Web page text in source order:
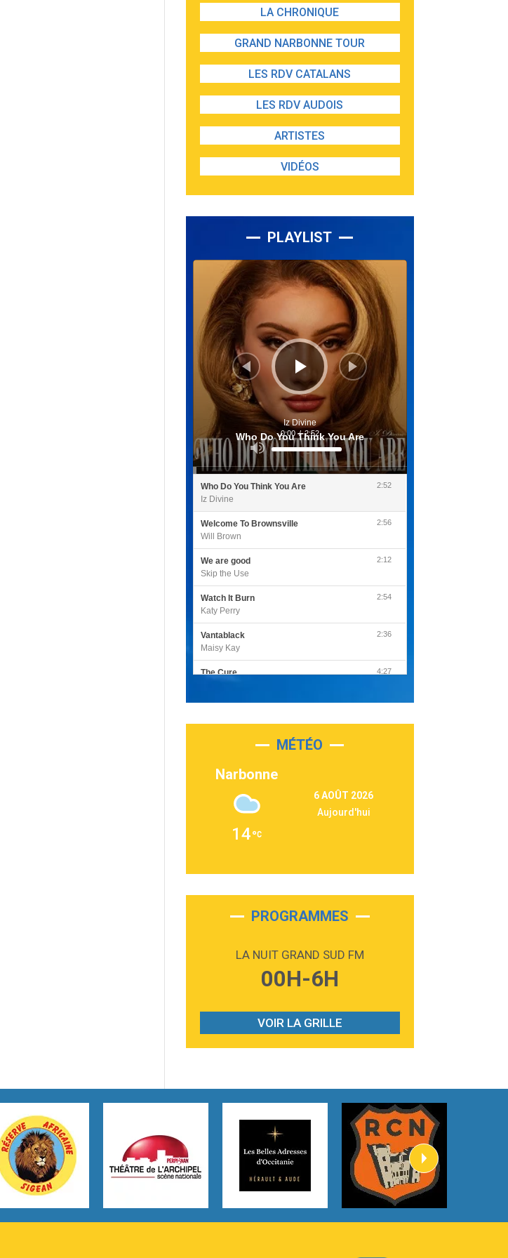
LA CHRONIQUE
GRAND NARBONNE TOUR
LES RDV CATALANS
LES RDV AUDOIS
ARTISTES
VIDÉOS
PLAYLIST
Lecteur
Iz Divine
Who Do You Think You Are
Utilisez
les
flèches
haut/bas
augmenter
le
volume.
0:00 / 2:52
Who Do You Think You Are
Iz Divine
2:52
Welcome To Brownsville
Will Brown
2:56
We are good
Skip the Use
2:12
Watch It Burn
Katy Perry
2:54
Vantablack
Maisy Kay
2:36
The Cure
4:27
Luke Combs
Second Chance
Martin Garrix & Ed Sheeran
Alex Warren
On My Soul
2:28
Phoebe Bridgers
Heaven On Your Mind
3:40
Heart On Fire
Lovecats
2:57
Hate that i made you love me
Ariana Grande –
3:14
MÉTÉO
Narbonne
14
6 AOÛT 2026
Aujourd'hui
PROGRAMMES
LA NUIT GRAND SUD FM
00H-6H
VOIR LA GRILLE